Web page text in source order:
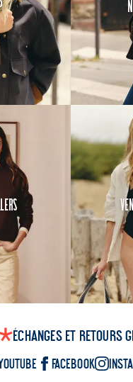
Échanges et retours
Facebook